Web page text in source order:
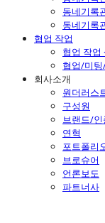
동네기록
동네기록
협업 작업
협업 작업
협업/미
회사소개
원더러스
구성원
브랜드/
연혁
포트폴리
브로슈어
언론보도
파트너사